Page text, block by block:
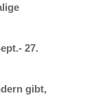
27.
gibt,